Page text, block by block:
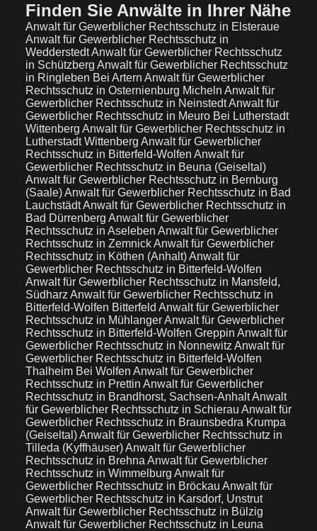
Finden Sie Anwälte in Ihrer Nähe
Anwalt für Gewerblicher Rechtsschutz in Elsteraue
Anwalt für Gewerblicher Rechtsschutz in
WedderstedtAnwalt für Gewerblicher Rechtsschutz
in Schützberg Anwalt für Gewerblicher Rechtsschutz
in Ringleben Bei Artern Anwalt für Gewerblicher
Rechtsschutz in Osternienburg Micheln Anwalt für
Gewerblicher Rechtsschutz in NeinstedtAnwalt für
Gewerblicher Rechtsschutz in Meuro Bei Lutherstadt
Wittenberg Anwalt für Gewerblicher Rechtsschutz in
Lutherstadt Wittenberg Anwalt für Gewerblicher
Rechtsschutz in Bitterfeld-Wolfen Anwalt für
Gewerblicher Rechtsschutz in Beuna (Geiseltal)
Anwalt für Gewerblicher Rechtsschutz in Bernburg
(Saale)Anwalt für Gewerblicher Rechtsschutz in Bad
LauchstädtAnwalt für Gewerblicher Rechtsschutz in
Bad Dürrenberg Anwalt für Gewerblicher
Rechtsschutz in Aseleben Anwalt für Gewerblicher
Rechtsschutz in ZemnickAnwalt für Gewerblicher
Rechtsschutz in Köthen (Anhalt)Anwalt für
Gewerblicher Rechtsschutz in Bitterfeld-Wolfen
Anwalt für Gewerblicher Rechtsschutz in Mansfeld,
Südharz Anwalt für Gewerblicher Rechtsschutz in
Bitterfeld-Wolfen Bitterfeld Anwalt für Gewerblicher
Rechtsschutz in MühlangerAnwalt für Gewerblicher
Rechtsschutz in Bitterfeld-Wolfen Greppin Anwalt für
Gewerblicher Rechtsschutz in Nonnewitz Anwalt für
Gewerblicher Rechtsschutz in Bitterfeld-Wolfen
Thalheim Bei Wolfen Anwalt für Gewerblicher
Rechtsschutz in Prettin Anwalt für Gewerblicher
Rechtsschutz in Brandhorst, Sachsen-AnhaltAnwalt
für Gewerblicher Rechtsschutz in Schierau Anwalt für
Gewerblicher Rechtsschutz in Braunsbedra Krumpa
(Geiseltal)Anwalt für Gewerblicher Rechtsschutz in
Tilleda (Kyffhäuser)Anwalt für Gewerblicher
Rechtsschutz in Brehna Anwalt für Gewerblicher
Rechtsschutz in Wimmelburg Anwalt für
Gewerblicher Rechtsschutz in Bröckau Anwalt für
Gewerblicher Rechtsschutz in Karsdorf, Unstrut
Anwalt für Gewerblicher Rechtsschutz in Bülzig
Anwalt für Gewerblicher Rechtsschutz in Leuna